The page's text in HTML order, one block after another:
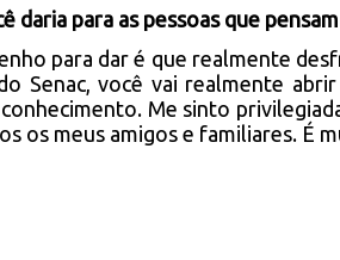
daria para as pessoas que
para dar é que realmente
Senac, você vai realmente
Me sinto
os meus amigos e familiares. É